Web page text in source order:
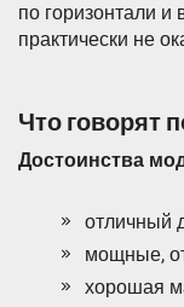
по горизонтали и
практически не
Что говорят
Достоинства
отличный
мощные,
хорошая